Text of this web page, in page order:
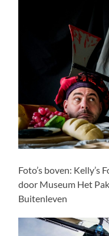
Foto’s boven: Kelly’s
door Museum Het
Buitenleven